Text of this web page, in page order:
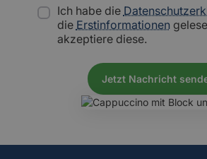
Ich habe die
die Erstinformationen
akzeptiere diese.